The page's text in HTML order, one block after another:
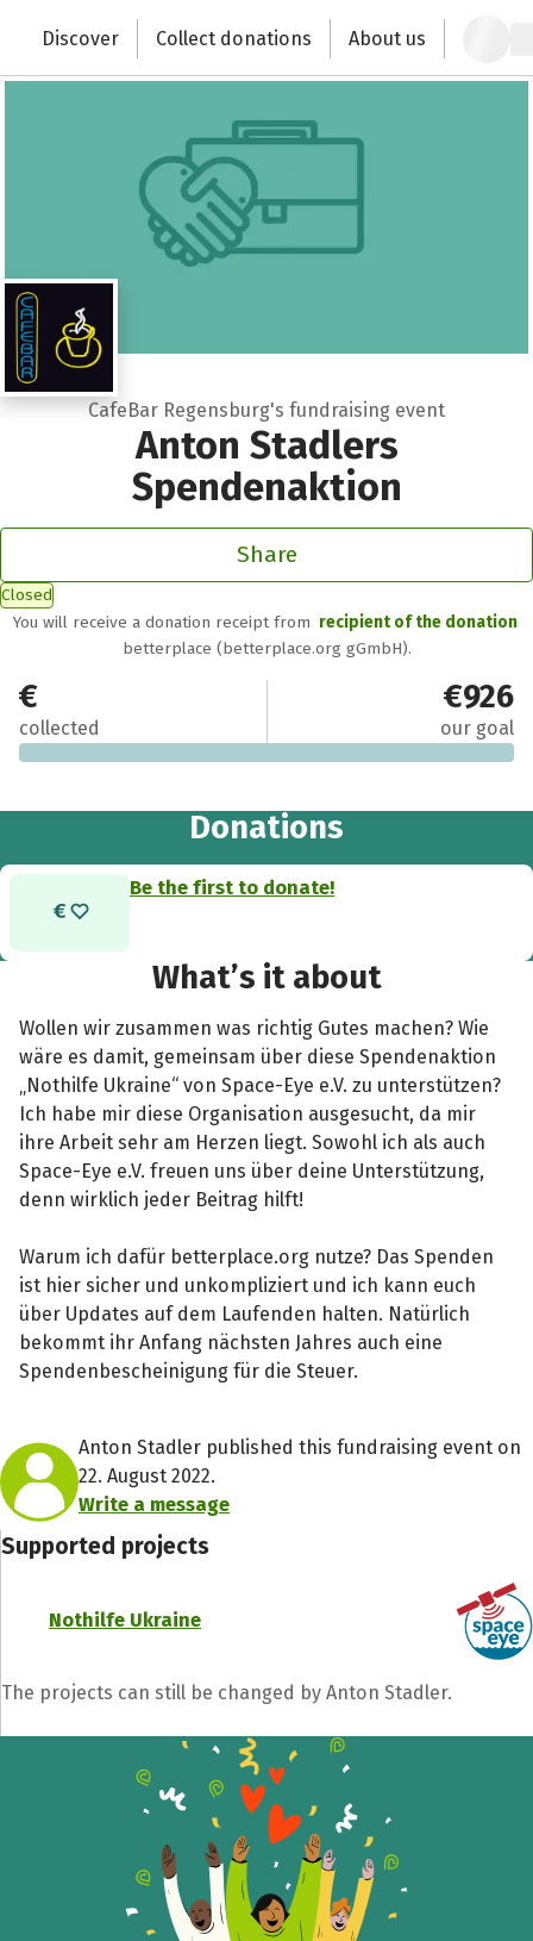
Change the world with your donation
Discover Collect donations About us
CafeBar Regensburg's fundraising event
Anton Stadlers
Spendenaktion
Share
Closed
You will receive a donation receipt from recipient of the donation
betterplace (betterplace.org gGmbH).
€0
collected
€926
our goal
Donations
Be the first to donate!
What’s it about
Wollen wir zusammen was richtig Gutes machen? Wie
wäre es damit, gemeinsam über diese Spendenaktion
„Nothilfe Ukraine“ von Space-Eye e.V. zu unterstützen?
Ich habe mir diese Organisation ausgesucht, da mir
ihre Arbeit sehr am Herzen liegt. Sowohl ich als auch
Space-Eye e.V. freuen uns über deine Unterstützung,
denn wirklich jeder Beitrag hilft!
Warum ich dafür betterplace.org nutze? Das Spenden
ist hier sicher und unkompliziert und ich kann euch
über Updates auf dem Laufenden halten. Natürlich
bekommt ihr Anfang nächsten Jahres auch eine
Spendenbescheinigung für die Steuer.
Anton Stadler published this fundraising event on
22. August 2022.
Write a message
Supported projects
Nothilfe Ukraine
The projects can still be changed by Anton Stadler.
Help to collect more donations!
Facebook WhatsApp